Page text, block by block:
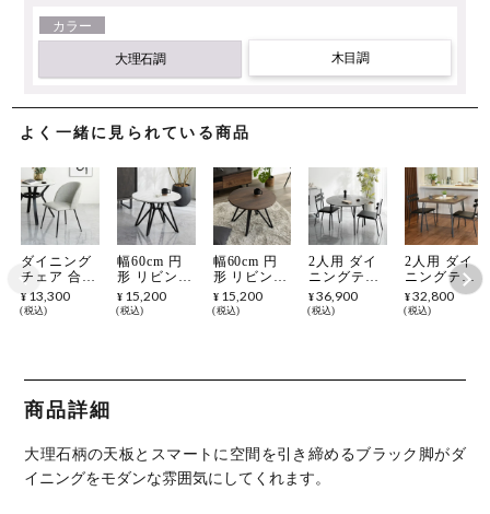
よく一緒に見られている商品
ダイニング
チェア 合皮
EPUレザー
スチール脚
ングチェア
食卓椅子 お
しゃれ シン
ング
¥ 13,300
税込
幅60cm 円
形 リビング
テーブル 大
理石調 モダ
イト メラミ
ワイト 白
¥ 15,200
税込
幅60cm 円
形 リビング
テーブル 木
目 モダン
ト メラミン
ウン ウォー
ルナット柄
¥ 15,200
税込
2人用 ダイ
ニングテー
ブルセット
3点 (幅
食卓テーブ
ェア 肘なし
おしゃれ モ
ダン
¥ 36,900
税込
2人用 ダイ
ニングテー
ブルセット
3点 (幅80cm
卓テーブル
ヴィンテー
ジ風 カフェ
¥32,800
税込
商品詳細
大理石柄の天板とスマートに空間を引き締めるブラック脚がダ
イニングをモダンな雰囲気にしてくれます。
カラー
大理石調 木目調